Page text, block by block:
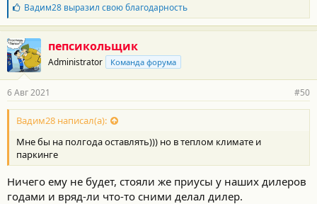
Б
л
а
г
о
д
а
н
о
с
и
:
Вадим28выразил свою благодарность
пепсикольщик
Administrator Команда форума
6 Авг 2021 #50
Вадим28 написал(а):
Мне бы на полгода оставлять))) но в теплом климате и
паркинге
Ничего ему не будет, стояли же приусы у наших дилеров
годами и вряд-ли что-то сними делал дилер.